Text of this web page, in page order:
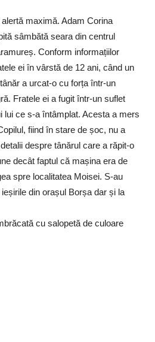
maximă. Adam Corina
sâmbătă seara din centrul
Conform informațiilor
ei în vârstă de 12 ani, când un
a urcat-o cu forța într-un
Fratele ei a fugit într-un suflet
lui ce s-a întâmplat. Acesta a mers
fiind în stare de șoc, nu a
despre tânărul care a răpit-o
decât faptul că mașina era de
spre localitatea Moisei. S-au
din orașul Borșa dar și la
cu salopetă de culoare